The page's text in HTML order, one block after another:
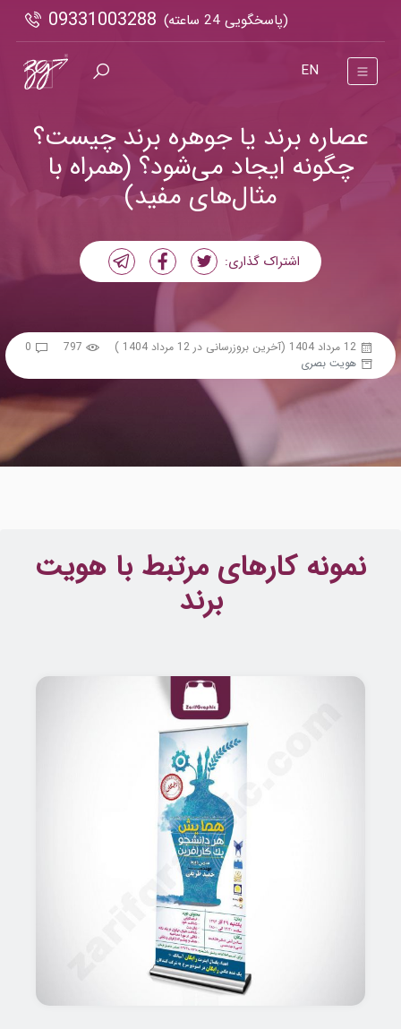
(پاسخگویی 24 ساعته) 09331003288
EN
عصاره برند یا جوهره برند چیست؟
چگونه ایجاد می‌شود؟ (همراه با
مثال‌های مفید)
اشتراک گذاری:
12 مرداد 1404 (آخرین بروزرسانی در 12 مرداد 1404 ) 797
0
هویت بصری
نمونه کارهای مرتبط با هویت
برند